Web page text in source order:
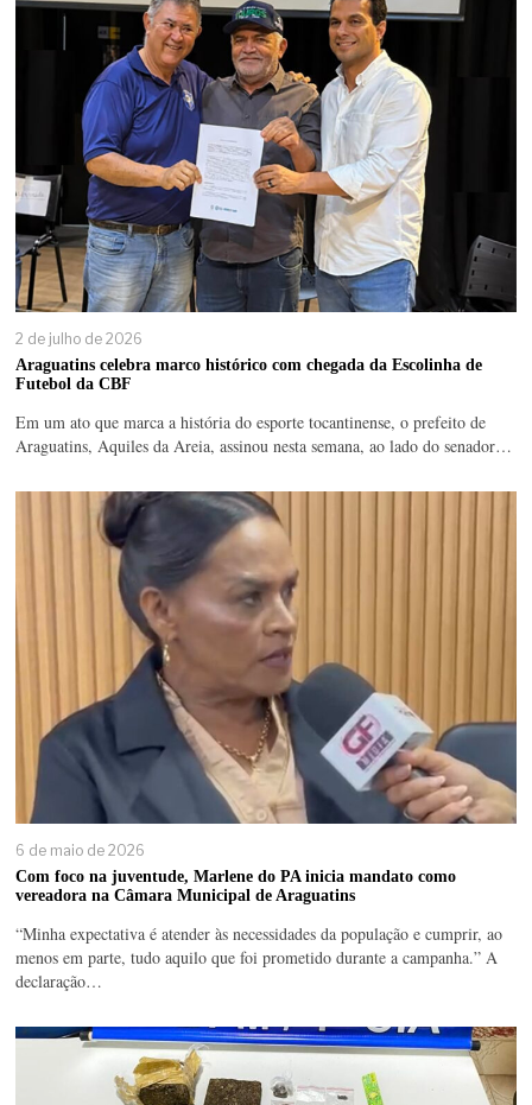
2 de julho de 2026
Araguatins celebra marco histórico com chegada da Escolinha de
Futebol da CBF
Em um ato que marca a história do esporte tocantinense, o prefeito de
Araguatins, Aquiles da Areia, assinou nesta semana, ao lado do senador…
6 de maio de 2026
Com foco na juventude, Marlene do PA inicia mandato como
vereadora na Câmara Municipal de Araguatins
“Minha expectativa é atender às necessidades da população e cumprir, ao
menos em parte, tudo aquilo que foi prometido durante a campanha.” A
declaração…